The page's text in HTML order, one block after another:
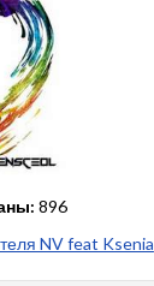
896
NV feat Ksenia